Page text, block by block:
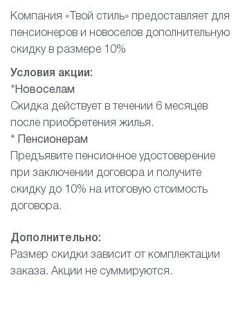
Компания «Твой стиль» предоставляет для
пенсионеров и новоселов дополнительную
скидку в размере 10%
Условия акции:
* Новоселам
Скидка действует в течении 6 месяцев
после приобретения жилья.
*
Пенсионерам
Предъявите пенсионное удостоверение
при заключении договора и получите
скидкудо 10% на итоговую стоимость
договора.
Дополнительно:
Размер скидки зависит от комплектации
заказа. Акции не суммируются.